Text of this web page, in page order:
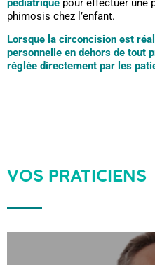
pédiatrique pour effectuer une
phimosis chez l’enfant.
Lorsque la circoncision est
personnelle en dehors de tout
réglée directement par les
VOS PRATICIENS